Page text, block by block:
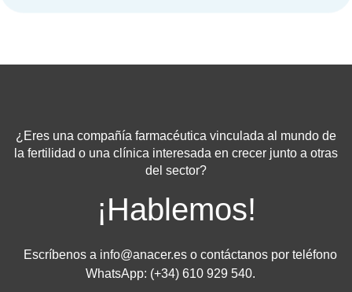
¿Eres una compañía farmacéutica vinculada al mundo de
la fertilidad o una clínica interesada en crecer junto a otras
del sector?
¡Hablemos!
Escríbenos a info@anacer.eso contáctanos por teléfono
WhatsApp: (+34) 610 929 540.